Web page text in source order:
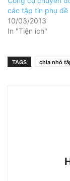
các tập tin phụ đề
10/03/2013
In "Tiện ích"
TAGS chia nhỏ